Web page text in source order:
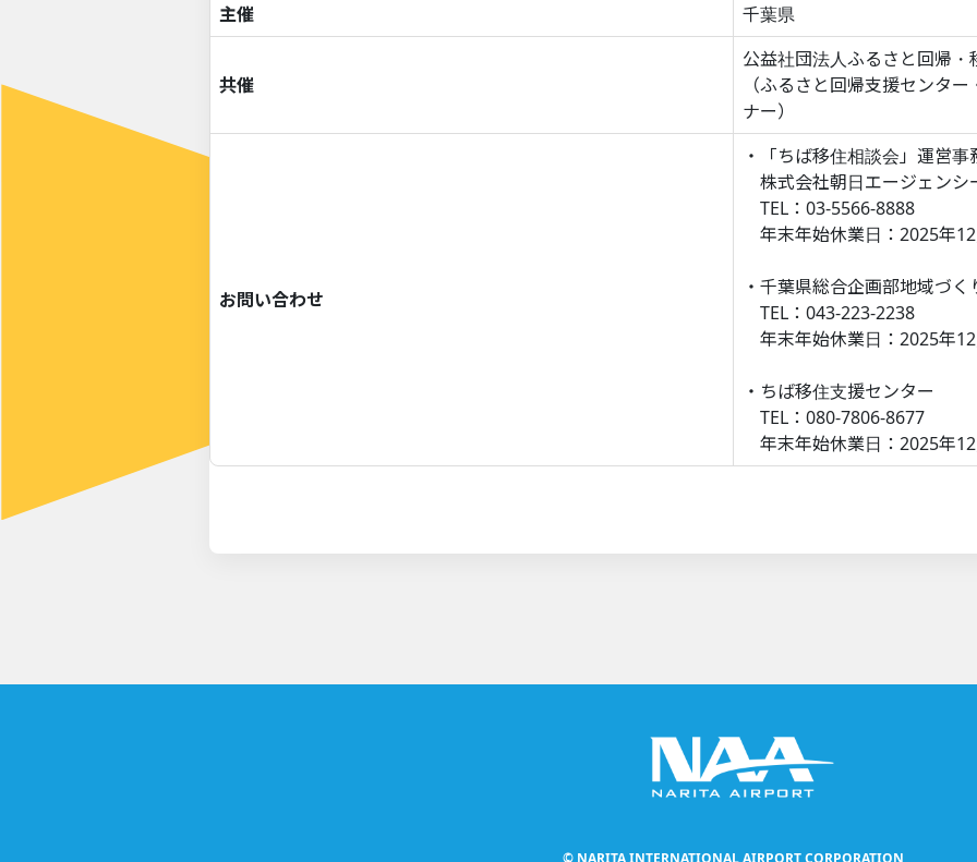
主催
千葉県
共催
公益社団法人ふるさと回帰・
（ふるさと回帰支援センタ
ナー）
お問い合わせ
・「ちば移住相談会」運営事
株式会社朝日エージェンシ
TEL：03-5566-8888
年末年始休業日：2025年
・千葉県総合企画部地域づく
TEL：043-223-2238
年末年始休業日：2025年
・ちば移住支援センター
TEL：080-7806-8677
年末年始休業日：2025年
© NARITA INTERNATIONAL AIRPORT CORPORATION